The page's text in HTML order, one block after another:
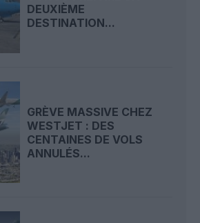
DEUXIÈME
DESTINATION...
GRÈVE MASSIVE CHEZ
WESTJET : DES
CENTAINES DE VOLS
ANNULÉS...